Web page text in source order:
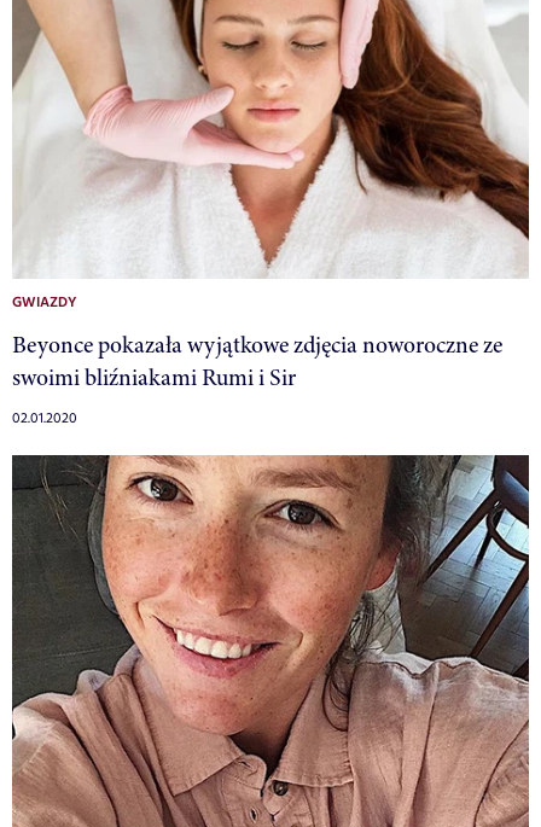
GWIAZDY
Beyonce pokazała wyjątkowe zdjęcia noworoczne ze
swoimi bliźniakami Rumi i Sir
02.01.2020